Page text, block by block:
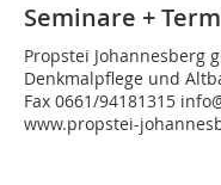
Seminare +
Propstei Johannesberg
Denkmalpflege und
Fax 0661/94181315
www.propstei-